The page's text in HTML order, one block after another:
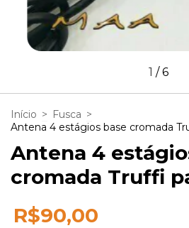
1 /6
Início > Fusca >
Antena 4 estágios base cromada
Antena 4
cromada Truffi
R$90,00